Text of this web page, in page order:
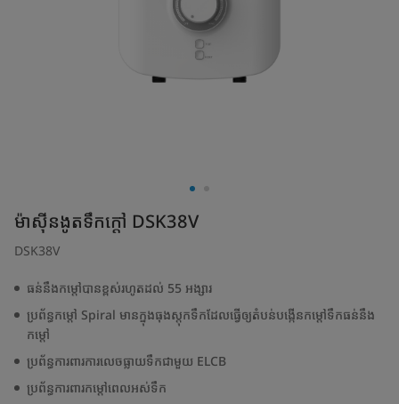
ម៉ាស៊ីនងូតទឹកក្តៅ DSK38V
DSK38V
ធន់នឹងកម្តៅបានខ្ពស់រហូតដល់ 55 អង្សារ
ប្រព័ន្ធកម្តៅ Spiral មានក្នុងធុងស្តុកទឹកដែលធ្វើឲ្យតំបន់បង្កើនកម្តៅទឹកធន់នឹង
កម្តៅ
ប្រព័ន្ធការពារការលេចធ្លាយទឹកជាមួយ ELCB
ប្រព័ន្ធការពារកម្តៅពេលអស់ទឹក